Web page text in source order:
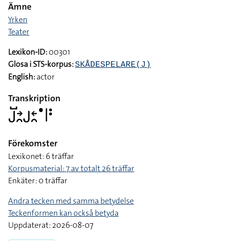
Ämne
Yrken
Teater
Lexikon-ID:00301
Glosa i STS-korpus:SKÅDESPELARE(J)
English:actor
Transkription
􌤢􌤹􌥔􌥘􌤢􌥓􌥘􌤟􌥼􌥻
Förekomster
Lexikonet: 6 träffar
Korpusmaterial: 7 av totalt 26 träffar
Enkäter: 0 träffar
Andra tecken med samma betydelse
Teckenformen kan också betyda
Uppdaterat: 2026-08-07